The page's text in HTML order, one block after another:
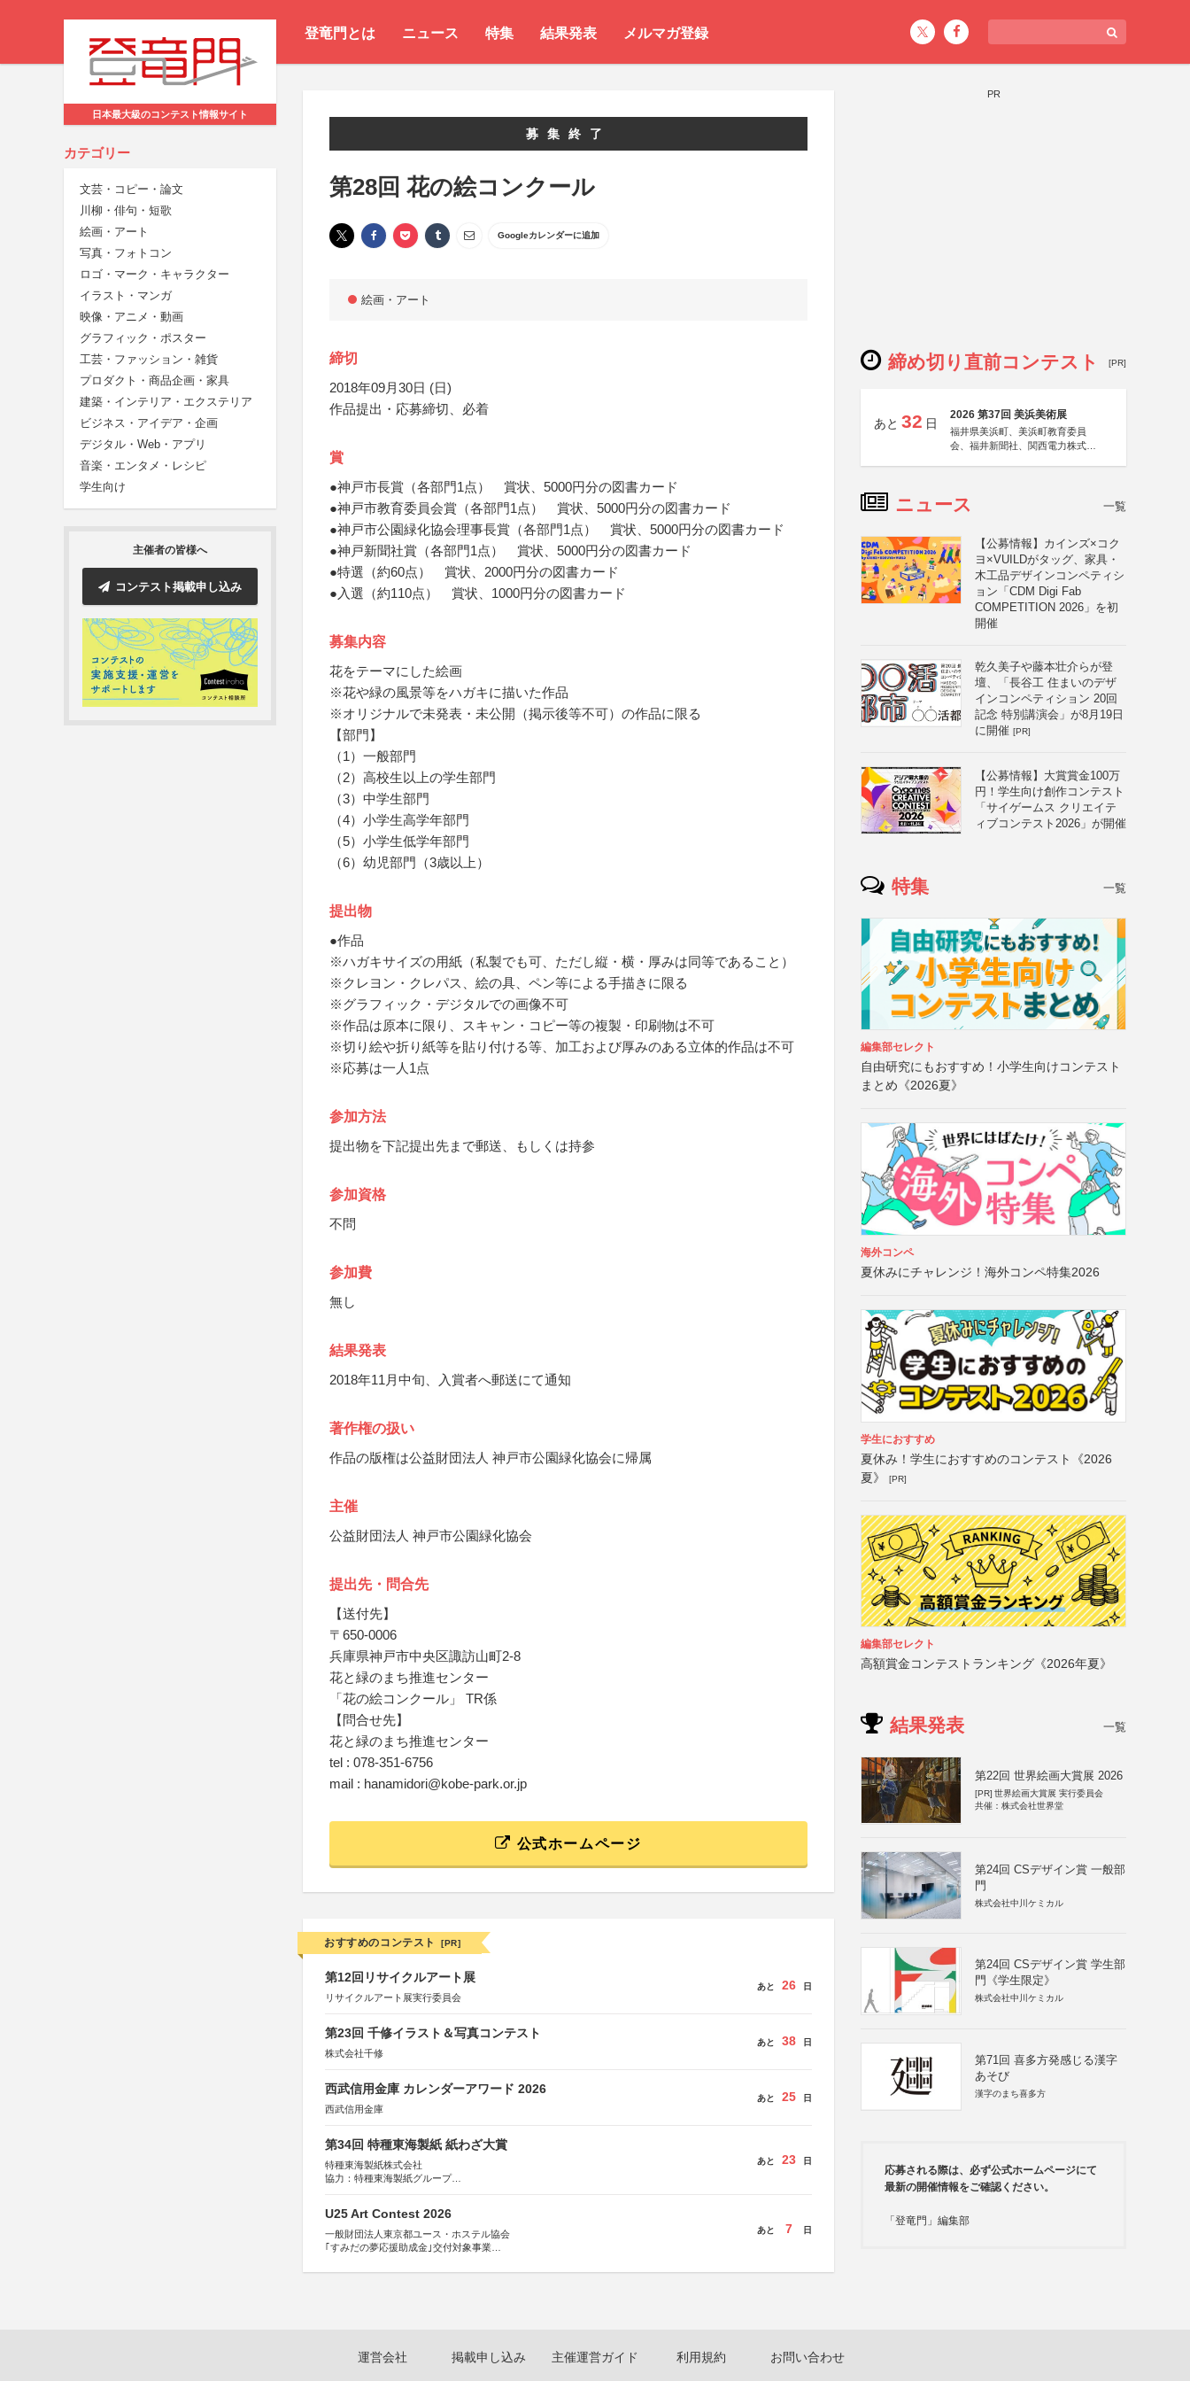
登竜門とは ニュース 特集 結果発表 メルマガ登録
日本最大級のコンテスト情報サイト
カテゴリー
文芸・コピー・論文
川柳・俳句・短歌
絵画・アート
写真・フォトコン
ロゴ・マーク・キャラクター
イラスト・マンガ
映像・アニメ・動画
グラフィック・ポスター
工芸・ファッション・雑貨
プロダクト・商品企画・家具
建築・インテリア・エクステリア
ビジネス・アイデア・企画
デジタル・Web・アプリ
音楽・エンタメ・レシピ
学生向け
主催者の皆様へ
コンテスト掲載申し込み
募集終了
第28回 花の絵コンクール
Googleカレンダーに追加
絵画・アート
締切
2018年09月30日 (日)
作品提出・応募締切、必着
賞
●神戸市長賞（各部門1点） 賞状、5000円分の図書カード
●神戸市教育委員会賞（各部門1点） 賞状、5000円分の図書カード
●神戸市公園緑化協会理事長賞（各部門1点） 賞状、5000円分の図書カード
●神戸新聞社賞（各部門1点） 賞状、5000円分の図書カード
●特選（約60点） 賞状、2000円分の図書カード
●入選（約110点） 賞状、1000円分の図書カード
募集内容
花をテーマにした絵画
※花や緑の風景等をハガキに描いた作品
※オリジナルで未発表・未公開（掲示後等不可）の作品に限る
【部門】
（1）一般部門
（2）高校生以上の学生部門
（3）中学生部門
（4）小学生高学年部門
（5）小学生低学年部門
（6）幼児部門（3歳以上）
提出物
●作品
※ハガキサイズの用紙（私製でも可、ただし縦・横・厚みは同等であること）
※クレヨン・クレパス、絵の具、ペン等による手描きに限る
※グラフィック・デジタルでの画像不可
※作品は原本に限り、スキャン・コピー等の複製・印刷物は不可
※切り絵や折り紙等を貼り付ける等、加工および厚みのある立体的作品は不可
※応募は一人1点
参加方法
提出物を下記提出先まで郵送、もしくは持参
参加資格
不問
参加費
無し
結果発表
2018年11月中旬、入賞者へ郵送にて通知
著作権の扱い
作品の版権は公益財団法人 神戸市公園緑化協会に帰属
主催
公益財団法人 神戸市公園緑化協会
提出先・問合先
【送付先】
〒650-0006
兵庫県神戸市中央区諏訪山町2-8
花と緑のまち推進センター
「花の絵コンクール」 TR係
【問合せ先】
花と緑のまち推進センター
tel : 078-351-6756
mail : hanamidori@kobe-park.or.jp
公式ホームページ
おすすめのコンテスト [PR]
第12回リサイクルアート展
リサイクルアート展実行委員会
あと 26 日
第23回 千修イラスト＆写真コンテスト
株式会社千修
あと 38 日
西武信用金庫 カレンダーアワード 2026
西武信用金庫
あと 25 日
第34回 特種東海製紙 紙わざ大賞
特種東海製紙株式会社
協力：特種東海製紙グループ
あと 23 日
U25 Art Contest 2026
一般財団法人東京都ユース・ホステル協会
｢すみだの夢応援助成金｣交付対象事業
あと 7 日
PR
締め切り直前コンテスト [PR]
あと 32 日
2026 第37回 美浜美術展
福井県美浜町、美浜町教育委員
会、福井新聞社、関西電力株式会
ニュース 一覧
【公募情報】カインズ×コク
ヨ×VUILDがタッグ、家具・
木工品デザインコンペティシ
ョン「CDM Digi Fab
COMPETITION 2026」を初
開催
乾久美子や藤本壮介らが登
壇、「長谷工 住まいのデザ
インコンペティション 20回
記念 特別講演会」が8月19日
に開催 [PR]
【公募情報】大賞賞金100万
円！学生向け創作コンテスト
「サイゲームス クリエイテ
ィブコンテスト2026」が開催
特集 一覧
編集部セレクト
自由研究にもおすすめ！小学生向けコンテスト
まとめ《2026夏》
海外コンペ
夏休みにチャレンジ！海外コンペ特集2026
学生におすすめ
夏休み！学生におすすめのコンテスト《2026
夏》
[PR]
編集部セレクト
高額賞金コンテストランキング《2026年夏》
結果発表 一覧
第22回 世界絵画大賞展 2026
[PR] 世界絵画大賞展 実行委員会
共催：株式会社世界堂
第24回 CSデザイン賞 一般部
門
株式会社中川ケミカル
第24回 CSデザイン賞 学生部
門《学生限定》
株式会社中川ケミカル
第71回 喜多方発感じる漢字
あそび
漢字のまち喜多方
応募される際は、必ず公式ホームページにて
最新の開催情報をご確認ください。
「登竜門」編集部
運営会社 掲載申し込み 主催運営ガイド 利用規約 お問い合わせ